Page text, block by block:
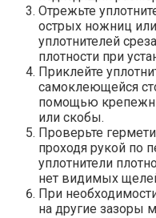
Отрежьте
острых ножниц
уплотнителей
плотности при
Приклейте
самоклеющейся
помощью
или скобы.​
Проверьте
проходя рукой по
уплотнители
нет видимых
При
на другие зазоры